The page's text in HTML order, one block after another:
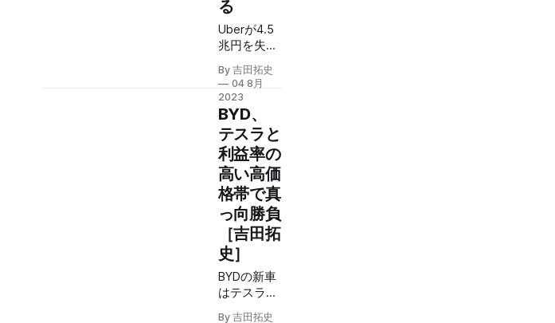
り、長い助
走の末、普
及局面にた
どり着い
た。
る
Uberが4.5
兆円を失っ
た後につい
に黒字化し
た。しか
し、息をつ
く間もな
く、ロボタ
クシーがそ
の城を落と
そうとして
いる。Uber
は有効な対
抗策を持っ
ていない。
市場から去
ってしまう
のか。
By 吉田拓史
04 8月
2023
BYD、
テスラと
利益率の
高い高価
格帯で真
っ向勝負
［吉田拓
史］
BYDの新車
はテスラの
SUVに真っ
By 吉田拓史